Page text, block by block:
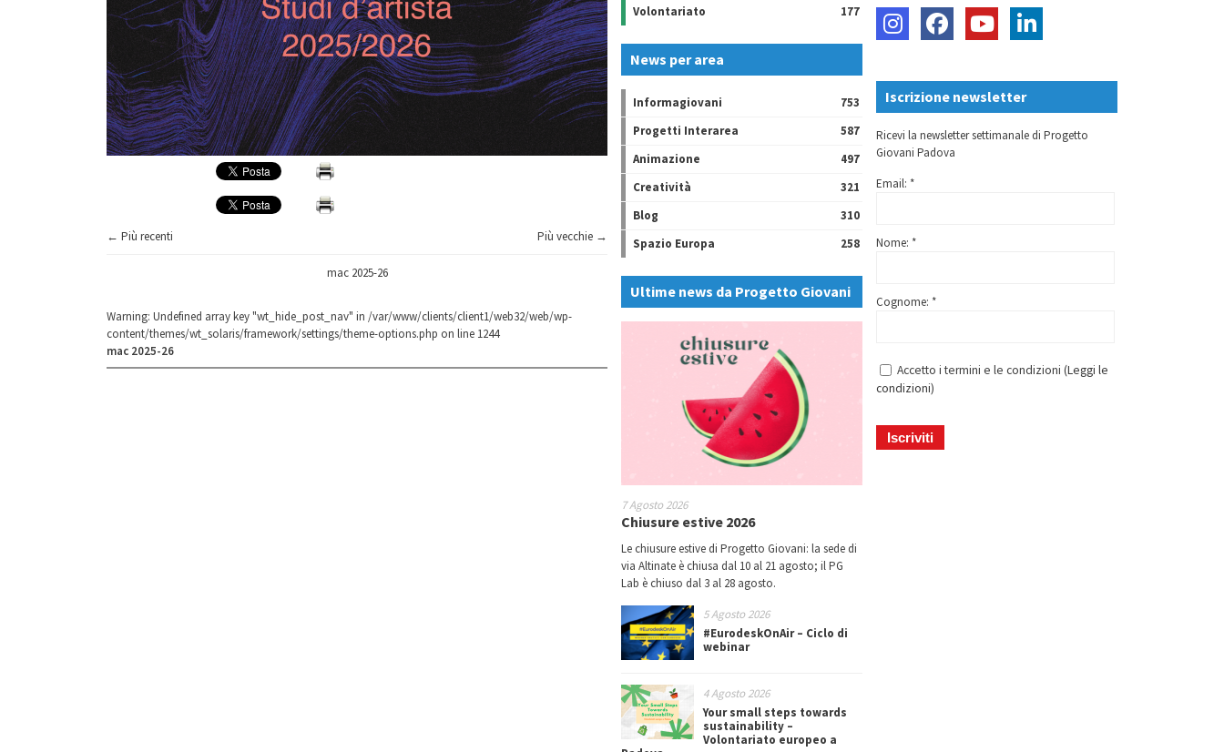
← Più recenti Più vecchie →
mac 2025-26
Warning: Undefined array key "wt_hide_post_nav" in /var/www/clients/client1/web32/web/wp-
content/themes/wt_solaris/framework/settings/theme-options.php on line 1244
mac 2025-26
Volontariato
177
News per area
Informagiovani
753
Progetti Interarea
587
Animazione
497
Creatività
321
Blog
310
Spazio Europa
258
Ultime news da Progetto Giovani
7 Agosto 2026
Chiusure estive 2026
Le chiusure estive di Progetto Giovani: la sede di
via Altinate è chiusa dal 10 al 21 agosto; il PG
Lab è chiuso dal 3 al 28 agosto.
5 Agosto 2026
#EurodeskOnAir – Ciclo di
webinar
4 Agosto 2026
Your small steps towards
sustainability –
Volontariato europeo a
Iscrizione newsletter
Ricevi la newsletter settimanale di Progetto
Giovani Padova
Email: *
Nome: *
Cognome: *
Accetto i termini e le condizioni (Leggi le
condizioni)